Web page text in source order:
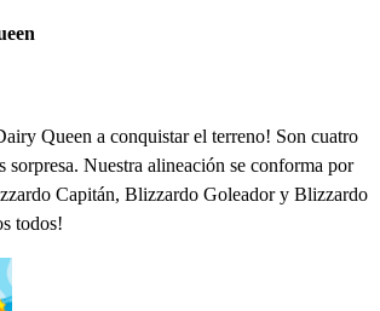
Queen a conquistar el terreno! Son cuatro
sorpresa. Nuestra alineación se conforma por
Capitán, Blizzardo Goleador y Blizzardo
todos!